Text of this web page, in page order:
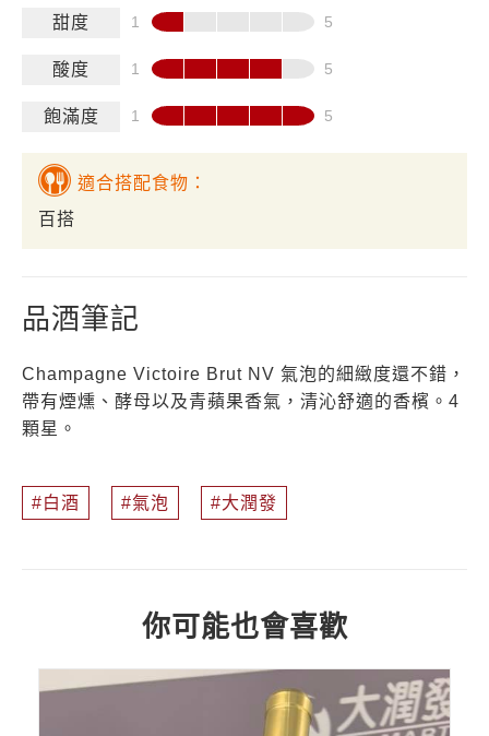
甜度
酸度
飽滿度
適合搭配食物：
百搭
品酒筆記
Champagne Victoire Brut NV 氣泡的細緻度還不錯，
帶有煙燻、酵母以及青蘋果香氣，清沁舒適的香檳。4
顆星。
白酒 氣泡 大潤發
你可能也會喜歡